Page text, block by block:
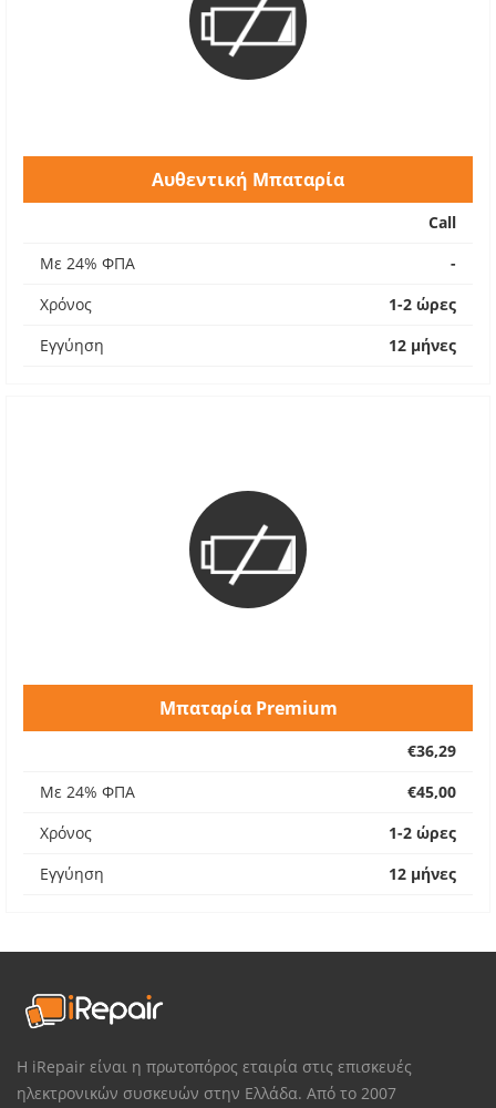
Αυθεντική Μπαταρία
Call
Με 24% ΦΠΑ
-
Χρόνος
1-2 ώρες
Εγγύηση
12 μήνες
Μπαταρία Premium
€36,29
Με 24% ΦΠΑ
€45,00
Χρόνος
1-2 ώρες
Εγγύηση
12 μήνες
Η iRepair είναι η πρωτοπόρος εταιρία στις επισκευές
ηλεκτρονικών συσκευών στην Ελλάδα. Από το 2007